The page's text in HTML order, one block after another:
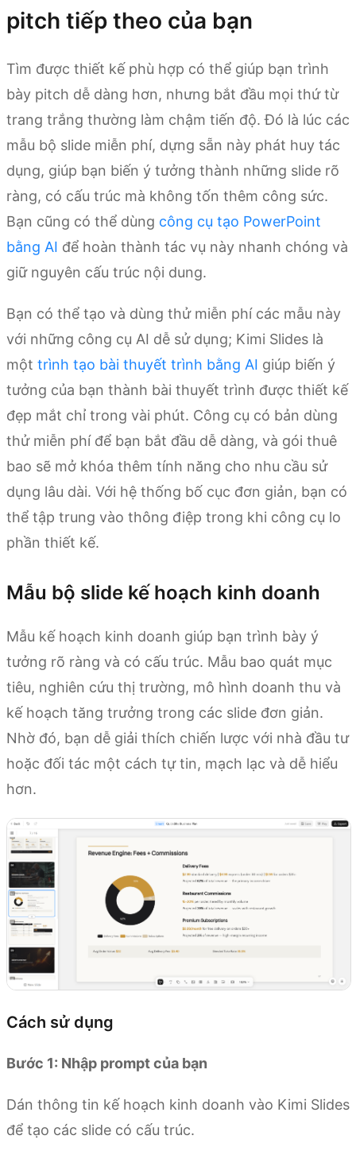
pitch tiếp theo của bạn
Tìm được thiết kế phù hợp có thể giúp bạn trình
bày pitch dễ dàng hơn, nhưng bắt đầu mọi thứ từ
trang trắng thường làm chậm tiến độ. Đó là lúc các
mẫu bộ slide miễn phí, dựng sẵn này phát huy tác
dụng, giúp bạn biến ý tưởng thành những slide rõ
ràng, có cấu trúc mà không tốn thêm công sức.
Bạn cũng có thể dùng công cụ tạo PowerPoint
bằng AI để hoàn thành tác vụ này nhanh chóng và
giữ nguyên cấu trúc nội dung.
Bạn có thể tạo và dùng thử miễn phí các mẫu này
với những công cụ AI dễ sử dụng; Kimi Slides là
một trình tạo bài thuyết trình bằng AI giúp biến ý
tưởng của bạn thành bài thuyết trình được thiết kế
đẹp mắt chỉ trong vài phút. Công cụ có bản dùng
thử miễn phí để bạn bắt đầu dễ dàng, và gói thuê
bao sẽ mở khóa thêm tính năng cho nhu cầu sử
dụng lâu dài. Với hệ thống bố cục đơn giản, bạn có
thể tập trung vào thông điệp trong khi công cụ lo
phần thiết kế.
Mẫu bộ slide kế hoạch kinh doanh
Mẫu kế hoạch kinh doanh giúp bạn trình bày ý
tưởng rõ ràng và có cấu trúc. Mẫu bao quát mục
tiêu, nghiên cứu thị trường, mô hình doanh thu và
kế hoạch tăng trưởng trong các slide đơn giản.
Nhờ đó, bạn dễ giải thích chiến lược với nhà đầu tư
hoặc đối tác một cách tự tin, mạch lạc và dễ hiểu
hơn.
Cách sử dụng
Bước 1: Nhập prompt của bạn
Dán thông tin kế hoạch kinh doanh vào Kimi Slides
để tạo các slide có cấu trúc.